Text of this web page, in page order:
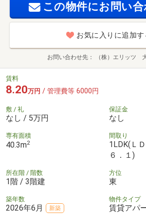
この物件にお問い
お気に入りに追加す
お問い合わせ先 （株）エリッツ
賃料
8.20万円 / 管理費等 6000円
敷 / 礼
なし / 5万円
保証金
なし
専有面積
40.3m2
間取り
1LDK(Ｌ
６．１)
所在階 / 階数
1階 / 3階建
方位
東
築年数
2026年6月 新築
物件タイプ
賃貸アパ